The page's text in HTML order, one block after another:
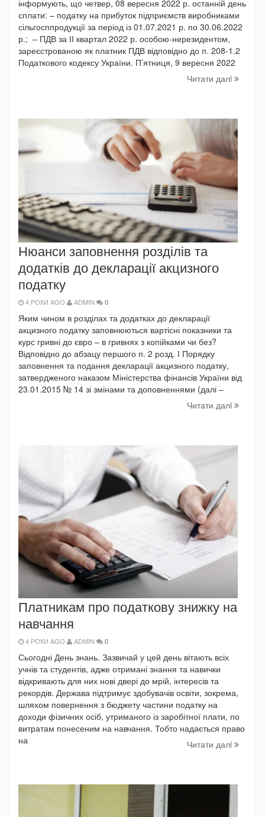
інформують, що четвер, 08 вересня 2022 р. останній день
сплати: – податку на прибуток підприємств виробниками
сільгосппродукції за період із 01.07.2021 р. по 30.06.2022
р.; – ПДВ за ІІ квартал 2022 р. особою-нерезидентом,
зареєстрованою як платник ПДВ відповідно до п. 208-1.2
Податкового кодексу України. П’ятниця, 9 вересня 2022
Читати далi
Нюанси заповнення розділів та
додатків до декларації акцизного
податку
4 РОКИ AGO ADMIN 0
Яким чином в розділах та додатках до декларації
акцизного податку заповнюються вартісні показники та
курс гривні до євро – в гривнях з копійками чи без?
Відповідно до абзацу першого п. 2 розд. І Порядку
заповнення та подання декларації акцизного податку,
затвердженого наказом Міністерства фінансів України від
23.01.2015 № 14 зі змінами та доповненнями (далі –
Читати далi
Платникам про податкову знижку на
навчання
4 РОКИ AGO ADMIN 0
Сьогодні День знань. Зазвичай у цей день вітають всіх
учнів та студентів, адже отримані знання та навички
відкривають для них нові двері до мрій, інтересів та
рекордів. Держава підтримує здобувачів освіти, зокрема,
шляхом повернення з бюджету частини податку на
доходи фізичних осіб, утриманого із заробітної плати, по
витратам понесеним на навчання. Тобто надається право
на
Читати далi